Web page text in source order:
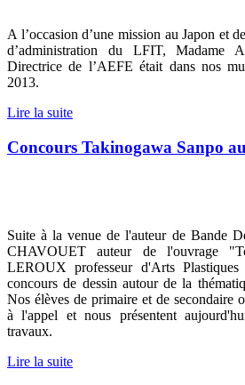
A l’occasion d’une mission au Japon et
d’administration du LFIT, Madame
Directrice de l’AEFE était dans nos
2013.
Lire la suite
Concours Takinogawa Sanpo
Suite à la venue de l'auteur de Bande
CHAVOUET auteur de l'ouvrage
LEROUX professeur d'Arts
concours de dessin autour de la
Nos élèves de primaire et de secondaire
à l'appel et nous présentent
travaux.
Lire la suite